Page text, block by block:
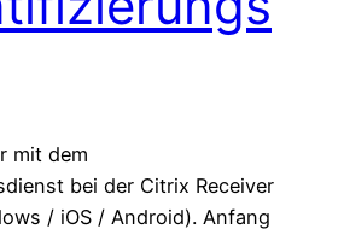
mit dem
bei der Citrix Receiver
/ iOS / Android). Anfang